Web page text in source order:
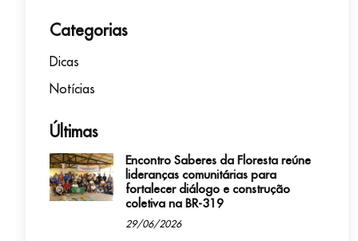
Categorias
Dicas
Notícias
Últimas
Encontro Saberes da Floresta reúne
lideranças comunitárias para
fortalecer diálogo e construção
coletiva na BR-319
29/06/2026